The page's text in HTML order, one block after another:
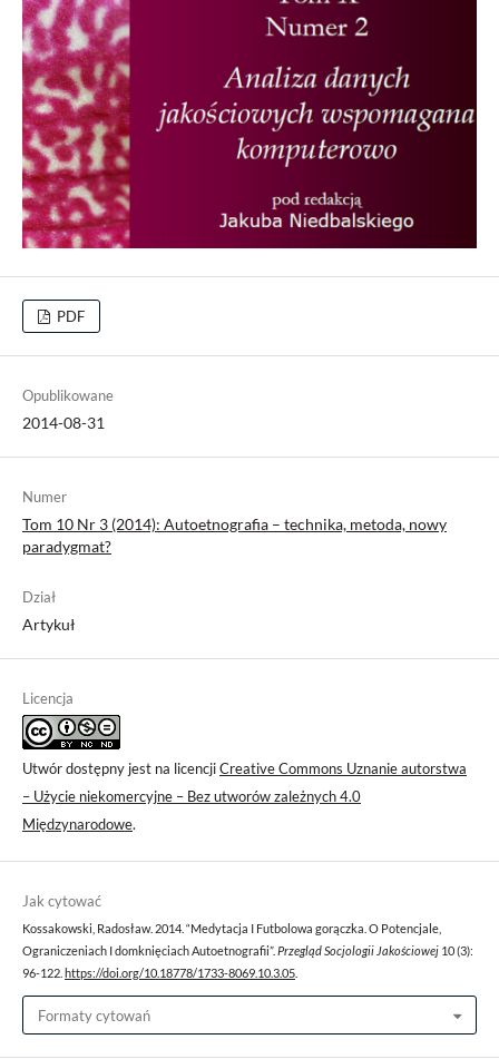
PDF
Opublikowane
2014-08-31
Numer
Tom 10 Nr 3 (2014): Autoetnografia – technika, metoda, nowy
paradygmat?
Dział
Artykuł
Licencja
Utwór dostępny jest na licencjiCreative Commons Uznanie autorstwa
– Użycie niekomercyjne – Bez utworów zależnych 4.0
Międzynarodowe.
Jak cytować
Kossakowski, Radosław. 2014. “Medytacja I Futbolowa gorączka. O Potencjale,
Ograniczeniach I domknięciach Autoetnografii”. Przegląd Socjologii Jakościowej 10 (3):
96-122. https://doi.org/10.18778/1733-8069.10.3.05
Formaty cytowań